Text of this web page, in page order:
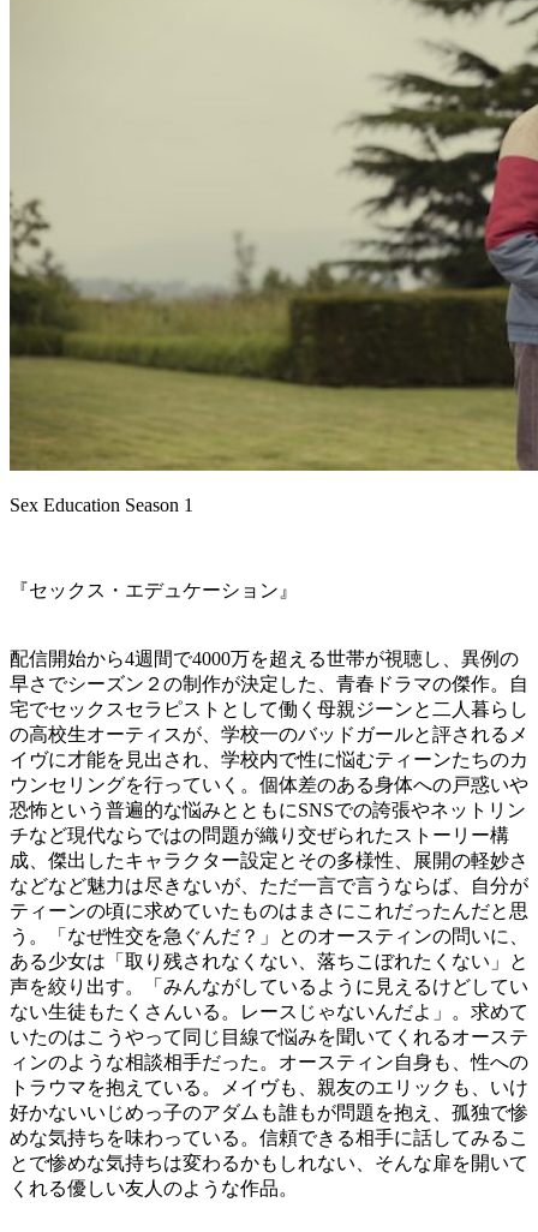
Sex Education Season 1
『セックス・エデュケーション』
配信開始から4週間で4000万を超える世帯が視聴し、異例の
早さでシーズン２の制作が決定した、青春ドラマの傑作。自
宅でセックスセラピストとして働く母親ジーンと二人暮らし
の高校生オーティスが、学校一のバッドガールと評されるメ
イヴに才能を見出され、学校内で性に悩むティーンたちのカ
ウンセリングを行っていく。個体差のある身体への戸惑いや
恐怖という普遍的な悩みとともにSNSでの誇張やネットリン
チなど現代ならではの問題が織り交ぜられたストーリー構
成、傑出したキャラクター設定とその多様性、展開の軽妙さ
などなど魅力は尽きないが、ただ一言で言うならば、自分が
ティーンの頃に求めていたものはまさにこれだったんだと思
う。「なぜ性交を急ぐんだ？」とのオースティンの問いに、
ある少女は「取り残されなくない、落ちこぼれたくない」と
声を絞り出す。「みんながしているように見えるけどしてい
ない生徒もたくさんいる。レースじゃないんだよ」。求めて
いたのはこうやって同じ目線で悩みを聞いてくれるオーステ
ィンのような相談相手だった。オースティン自身も、性への
トラウマを抱えている。メイヴも、親友のエリックも、いけ
好かないいじめっ子のアダムも誰もが問題を抱え、孤独で惨
めな気持ちを味わっている。信頼できる相手に話してみるこ
とで惨めな気持ちは変わるかもしれない、そんな扉を開いて
くれる優しい友人のような作品。